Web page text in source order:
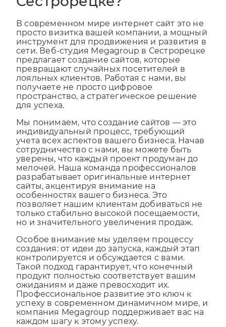
Сестрорецке?
В современном мире интернет сайт это не
просто визитка вашей компании, а мощный
инструмент для продвижения и развития в
сети. Веб-студия Megagroup в Сестрорецке
предлагает создание сайтов, которые
превращают случайных посетителей в
лояльных клиентов. Работая с нами, вы
получаете не просто цифровое
пространство, а стратегическое решение
Мы понимаем, что создание сайтов — это
индивидуальный процесс, требующий
учета всех аспектов вашего бизнеса. Начав
сотрудничество с нами, вы можете быть
уверены, что каждый проект продуман до
мелочей. Наша команда профессионалов
разрабатывает оригинальные интернет
сайты, акцентируя внимание на
особенностях вашего бизнеса. Это
позволяет нашим клиентам добиваться не
только стабильно высокой посещаемости,
Особое внимание мы уделяем процессу
создания: от идеи до запуска, каждый этап
контролируется и обсуждается с вами.
Такой подход гарантирует, что конечный
продукт полностью соответствует вашим
ожиданиям и даже превосходит их.
Профессиональное развитие это ключ к
успеху в современном динамичном мире, и
компания Megagroup поддерживает вас на